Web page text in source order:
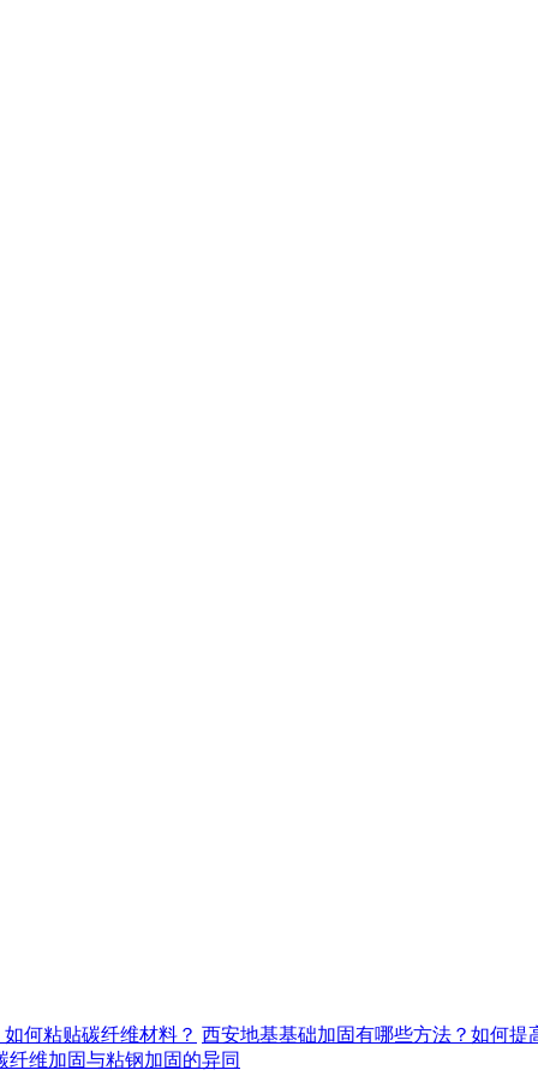
何粘贴碳纤维材料？ 西安地基基础加固有哪些方法？如何提
纤维加固与粘钢加固的异同